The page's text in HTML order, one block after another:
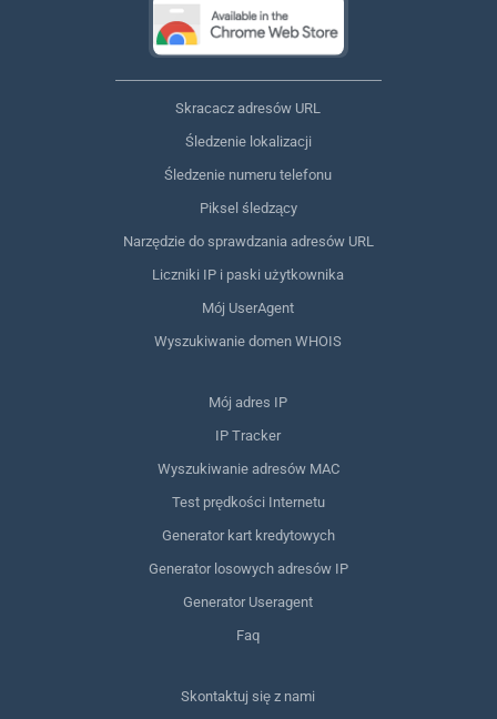
Skracacz adresów URL
Śledzenie lokalizacji
Śledzenie numeru telefonu
Piksel śledzący
Narzędzie do sprawdzania adresów URL
Liczniki IP i paski użytkownika
Mój UserAgent
Wyszukiwanie domen WHOIS
Mój adres IP
IP Tracker
Wyszukiwanie adresów MAC
Test prędkości Internetu
Generator kart kredytowych
Generator losowych adresów IP
Generator Useragent
Faq
Skontaktuj się z nami